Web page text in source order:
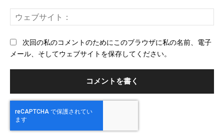
ー
ェ
次回の私のコメントのためにこのブラウザに私の名前、電子
メール、そしてウェブサイトを保存してください。